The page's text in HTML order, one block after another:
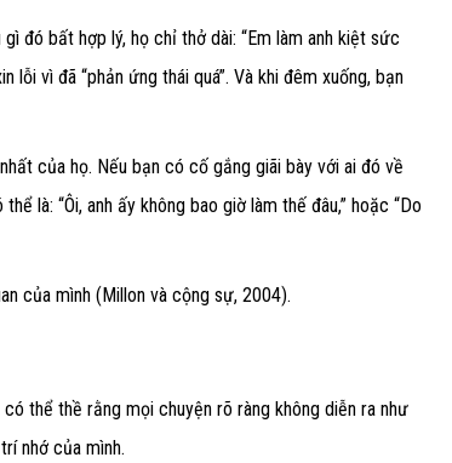
đó bất hợp lý, họ chỉ thở dài: “Em làm anh kiệt sức
lỗi vì đã “phản ứng thái quá”. Và khi đêm xuống, bạn
của họ. Nếu bạn có cố gắng giãi bày với ai đó về
là: “Ôi, anh ấy không bao giờ làm thế đâu,” hoặc “Do
của mình (Millon và cộng sự, 2004).
thể thề rằng mọi chuyện rõ ràng không diễn ra như
nhớ của mình.